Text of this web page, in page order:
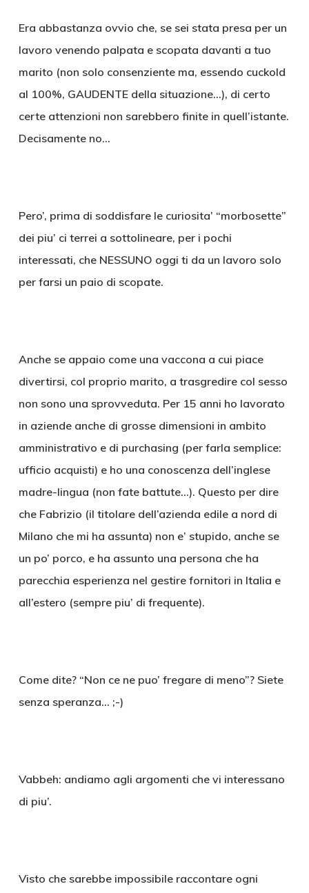
Era abbastanza ovvio che, se sei stata presa per un
lavoro venendo palpata e scopata davanti a tuo
marito (non solo consenziente ma, essendo cuckold
al 100%, GAUDENTE della situazione…), di certo
certe attenzioni non sarebbero finite in quell’istante.
Decisamente no…
Pero’, prima di soddisfare le curiosita’ “morbosette”
dei piu’ ci terrei a sottolineare, per i pochi
interessati, che NESSUNO oggi ti da un lavoro solo
per farsi un paio di scopate.
Anche se appaio come una vaccona a cui piace
divertirsi, col proprio marito, a trasgredire col sesso
non sono una sprovveduta. Per 15 anni ho lavorato
in aziende anche di grosse dimensioni in ambito
amministrativo e di purchasing (per farla semplice:
ufficio acquisti) e ho una conoscenza dell’inglese
madre-lingua (non fate battute…). Questo per dire
che Fabrizio (il titolare dell’azienda edile a nord di
Milano che mi ha assunta) non e’ stupido, anche se
un po’ porco, e ha assunto una persona che ha
parecchia esperienza nel gestire fornitori in Italia e
all’estero (sempre piu’ di frequente).
Come dite? “Non ce ne puo’ fregare di meno”? Siete
senza speranza… ;-)
Vabbeh: andiamo agli argomenti che vi interessano
di piu’.
Visto che sarebbe impossibile raccontare ogni